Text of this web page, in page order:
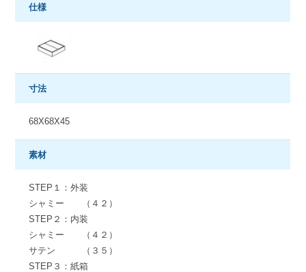
仕様
寸法
68X68X45
素材
STEP１：外装
シャミー （４２）
STEP２：内装
シャミー （４２）
サテン （３５）
STEP３：紙箱